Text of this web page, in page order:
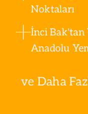
Noktaları
İnci Bak'tan
Anadolu
ve Daha